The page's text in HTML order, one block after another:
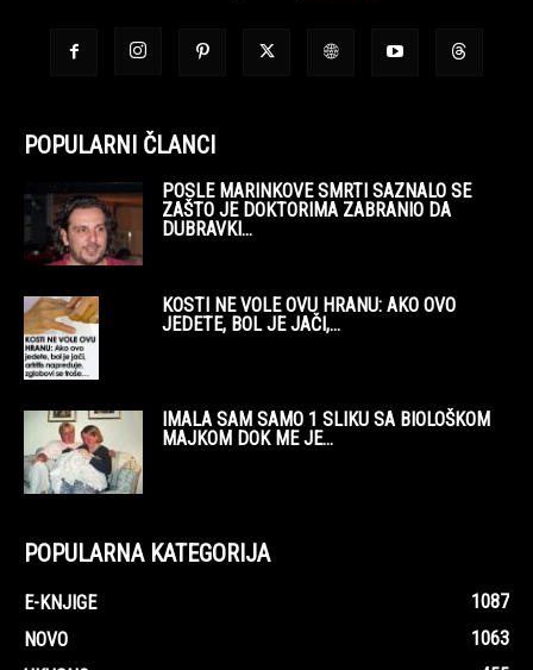
POPULARNI ČLANCI
POSLE MARINKOVE SMRTI SAZNALO SE
ZAŠTO JE DOKTORIMA ZABRANIO DA
DUBRAVKI...
KOSTI NE VOLE OVU HRANU: AKO OVO
JEDETE, BOL JE JAČI,...
IMALA SAM SAMO 1 SLIKU SA BIOLOŠKOM
MAJKOM DOK ME JE...
POPULARNA KATEGORIJA
E-KNJIGE
1087
NOVO
1063